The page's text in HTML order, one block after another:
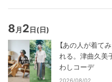
8 月2日(日)
【あの人が着て
れる。津曲久美
わしコーデ
2026/08/02